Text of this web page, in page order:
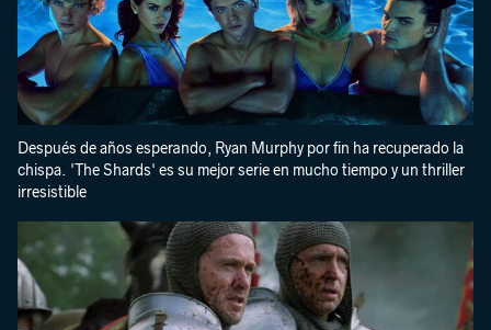
Después de años esperando, Ryan Murphy por fin ha recuperado la
chispa. 'The Shards' es su mejor serie en mucho tiempo y un thriller
irresistible